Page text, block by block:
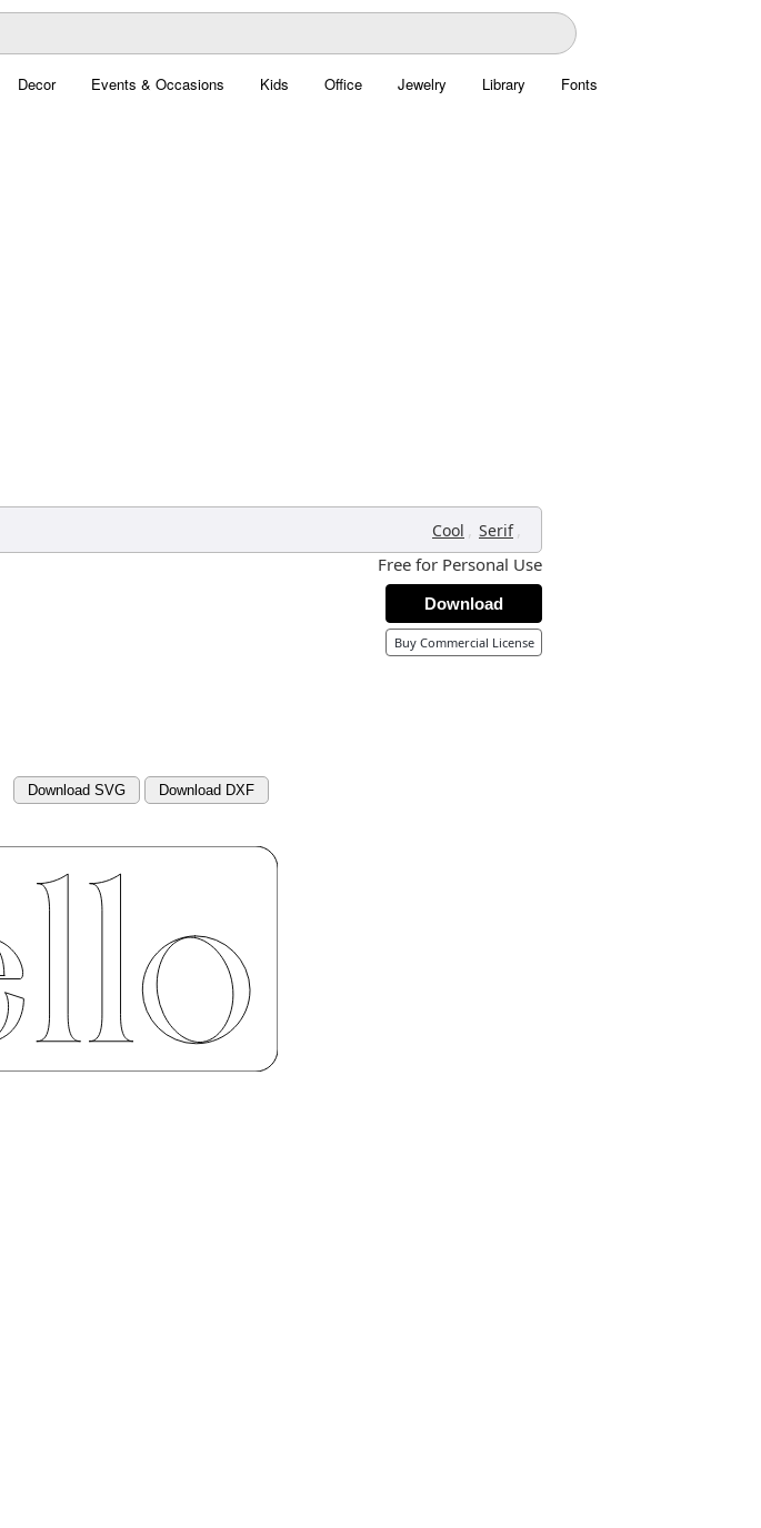
Decor Events & Occasions Kids Office Jewelry Library Fonts
Cool , Serif ,
Free for Personal Use
Download
Buy Commercial License
Download SVG Download DXF